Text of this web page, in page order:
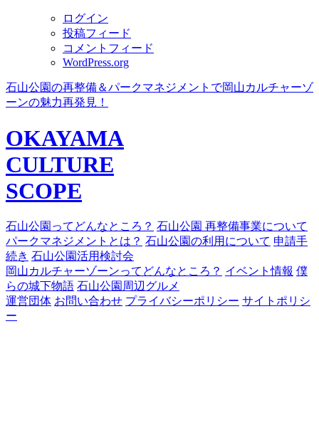
ログイン
投稿フィード
コメントフィード
WordPress.org
石山公園の再整備＆パークマネジメントで岡山カルチャーゾ
ーンの魅力再発見！
OKAYAMA
CULTURE
SCOPE
石山公園ってどんなところ？ 石山公園 再整備事業について
パークマネジメントとは？ 石山公園の利用について 申請手
続き 石山公園活用検討会
岡山カルチャーゾーンってどんなところ？ イベント情報 僕
らの城下物語 石山公園周辺グルメ
運営団体 お問い合わせ プライバシーポリシー サイトポリシ
ー